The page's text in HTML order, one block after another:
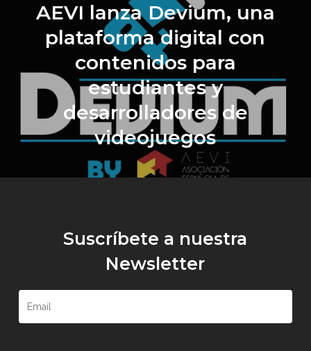
AEVI lanza Devium, una
plataforma digital con
contenidos para
estudiantes y
desarrolladores de
videojuegos
Suscríbete a nuestra
Newsletter